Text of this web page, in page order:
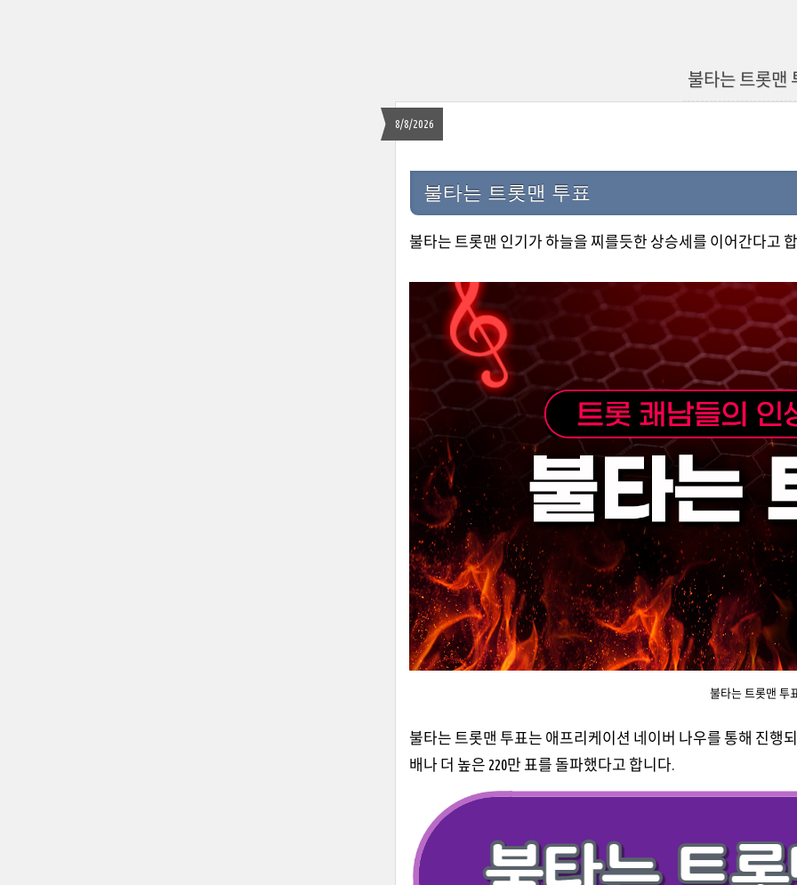
불타는 트롯맨
8/8/2026
불타는 트롯맨 투표
불타는 트롯맨 인기가 하늘을 찌를듯한 상승세를 이어간다고
불타는 트롯맨 투
불타는 트롯맨 투표는 애프리케이션 네이버 나우를 통해 진행
배나 더 높은 220만 표를 돌파했다고 합니다.